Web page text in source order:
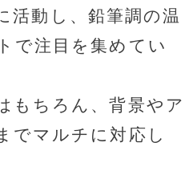
動し、鉛筆調の温
で注目を集めてい
もちろん、背景やア
でマルチに対応し